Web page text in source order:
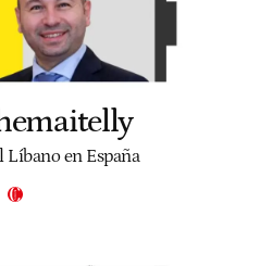
Líbano en España